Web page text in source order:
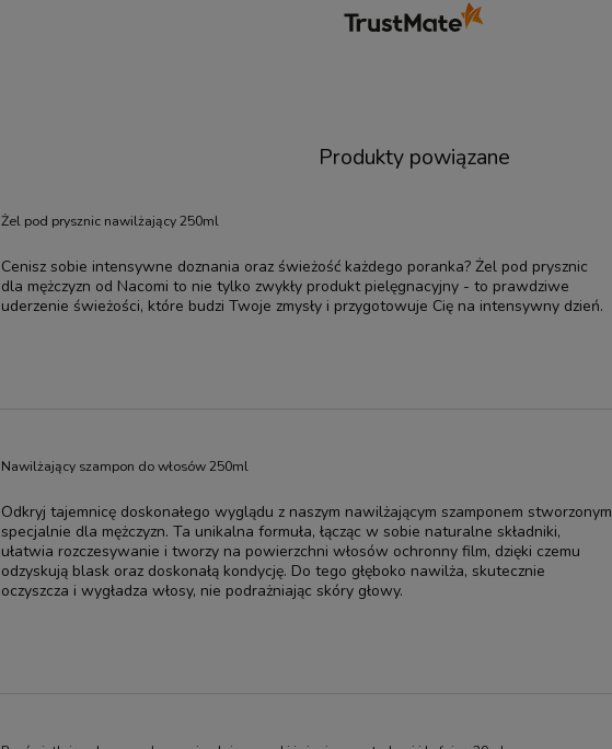
Produkty powiązane
Żel pod prysznic nawilżający 250ml
Cenisz sobie intensywne doznania oraz świeżość każdego poranka? Żel pod prysznic
dla mężczyzn od Nacomi to nie tylko zwykły produkt pielęgnacyjny - to prawdziwe
uderzenie świeżości, które budzi Twoje zmysły i przygotowuje Cię na intensywny dzień.
Nawilżający szampon do włosów 250ml
Odkryj tajemnicę doskonałego wyglądu z naszym nawilżającym szamponem stworzonym
specjalnie dla mężczyzn. Ta unikalna formuła, łącząc w sobie naturalne składniki,
ułatwia rozczesywanie i tworzy na powierzchni włosów ochronny film, dzięki czemu
odzyskują blask oraz doskonałą kondycję. Do tego głęboko nawilża, skutecznie
oczyszcza i wygładza włosy, nie podrażniając skóry głowy.